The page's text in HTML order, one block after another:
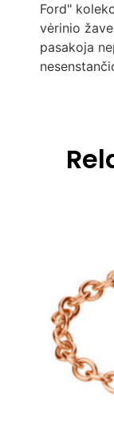
Ford"
vėrinio
pasakoja